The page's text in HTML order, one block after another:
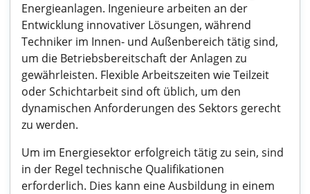
Energieanlagen. Ingenieure arbeiten an der
Entwicklung innovativer Lösungen, während
Techniker im Innen- und Außenbereich tätig sind,
um die Betriebsbereitschaft der Anlagen zu
gewährleisten. Flexible Arbeitszeiten wie Teilzeit
oder Schichtarbeit sind oft üblich, um den
dynamischen Anforderungen des Sektors gerecht
zu werden.
Um im Energiesektor erfolgreich tätig zu sein, sind
in der Regel technische Qualifikationen
erforderlich. Dies kann eine Ausbildung in einem